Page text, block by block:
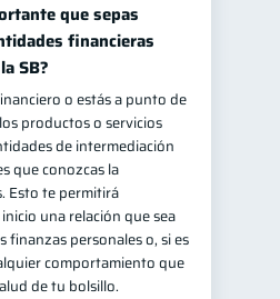
que sepas
financieras
SB?
o estás a punto de
productos o servicios
de intermediación
que conozcas la
Esto te permitirá
una relación que sea
finanzas personales o, si es
comportamiento que
de tu bolsillo.